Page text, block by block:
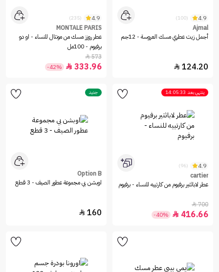
4.9
(100)
Ajmal
أجمل زيت عطري مسك العروسة - 12جم
124.20

4.9
(235)
MONTALE PARIS
عطر روزز مسك من مونتال للنساء - او دو
برفيوم - 100مل
573

333.96

-42%
ينتهي بعد 14:05:33
4.9
(96)
cartier
عطر لاباثتير برفيوم من كارتييه للنساء - برفيوم
700

416.66

-40%
جديد
Option B
اوبشن بي مجموعة عطور الصيف - 3 قطع
160
